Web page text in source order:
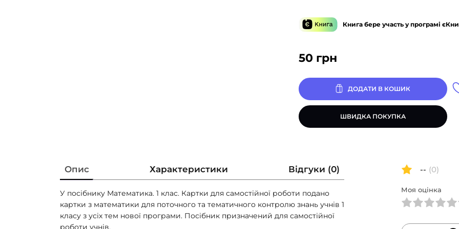
50 грн
Книга бере участь у програмі
ДОДАТИ В КОШИК
ШВИДКА ПОКУПКА
Опис Характеристики Відгуки (0)
У посібнику Математика. 1 клас. Картки для самостійної роботи подано
картки з математики для поточного та тематичного контролю знань учнів 1
класу з усіх тем нової програми. Посібник призначений для самостійної
роботи учнів.
-- (0)
Моя оцінка